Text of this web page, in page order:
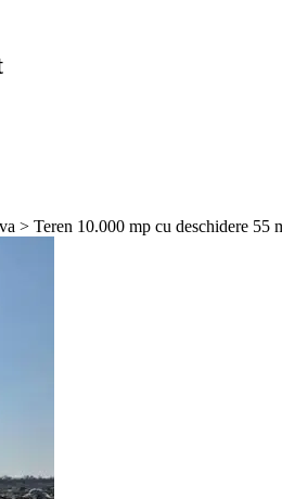
> Teren 10.000 mp cu deschidere 55